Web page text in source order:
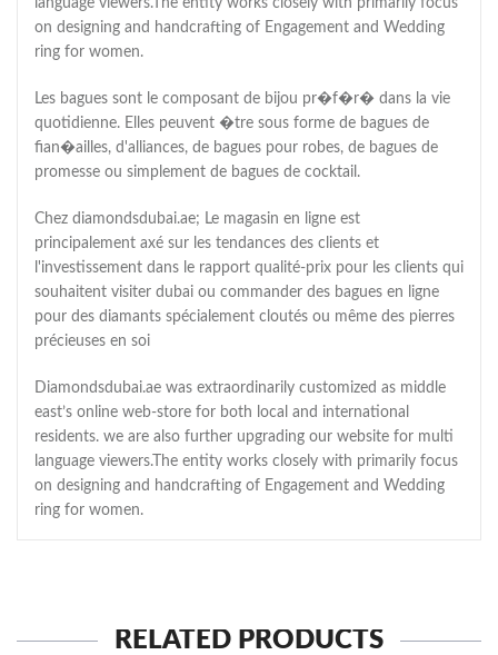
language viewers.The entity works closely with primarily focus
on designing and handcrafting of Engagement and Wedding
ring for women.
Les bagues sont le composant de bijou pr�f�r� dans la vie
quotidienne. Elles peuvent �tre sous forme de bagues de
fian�ailles, d'alliances, de bagues pour robes, de bagues de
promesse ou simplement de bagues de cocktail.
Chez diamondsdubai.ae; Le magasin en ligne est
principalement axé sur les tendances des clients et
l'investissement dans le rapport qualité-prix pour les clients qui
souhaitent visiter dubai ou commander des bagues en ligne
pour des diamants spécialement cloutés ou même des pierres
précieuses en soi
Diamondsdubai.ae was extraordinarily customized as middle
east’s online web-store for both local and international
residents. we are also further upgrading our website for multi
language viewers.The entity works closely with primarily focus
on designing and handcrafting of Engagement and Wedding
ring for women.
RELATED PRODUCTS